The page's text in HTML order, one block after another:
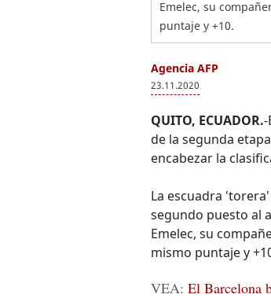
Emelec, su
puntaje y +10.
Agencia AFP
23.11.2020
QUITO, ECUADOR.
de la segunda
encabezar la
La escuadra
segundo puesto al
Emelec, su
mismo puntaje y
VEA: El Barcelona